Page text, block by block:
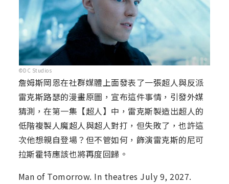
©DC Studios
詹姆斯岡恩在社群媒體上面發表了一張超人與反派
雷克斯路瑟的漫畫原圖，宣布這件事情，引發外媒
猜測，在第一集【超人】中，雷克斯製造出超人的
低階複製人魔超人與超人對打，但失敗了，也許這
次他想親自登場？但不管如何，飾演雷克斯的尼可
拉斯霍特應該也將再度回歸。
Man of Tomorrow. In theatres July 9, 2027.